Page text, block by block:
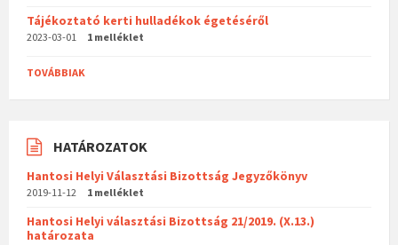
Tájékoztató kerti hulladékok égetéséről
2023-03-01 1 melléklet
TOVÁBBIAK
HATÁROZATOK
Hantosi Helyi Választási Bizottság Jegyzőkönyv
2019-11-12 1 melléklet
Hantosi Helyi választási Bizottság 21/2019. (X.13.)
határozata